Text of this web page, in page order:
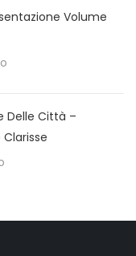
Volume
Delle Città –
Clarisse